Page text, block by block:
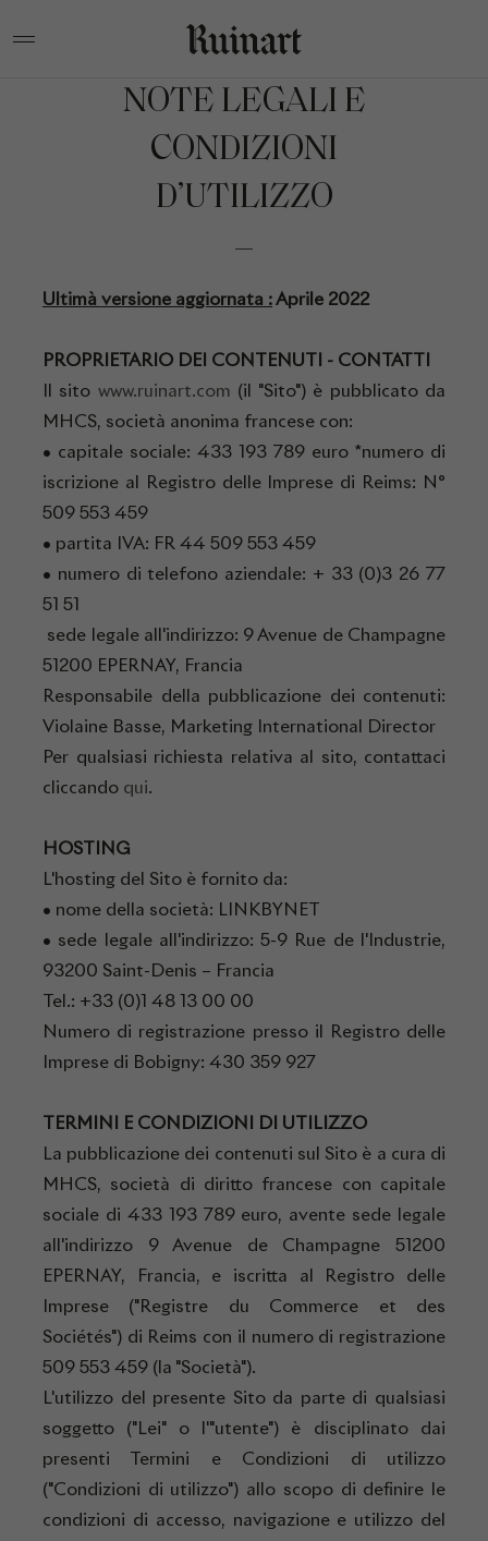
NOTE LEGALI E
CONDIZIONI
D’UTILIZZO
Ultimà versione aggiornata :Aprile 2022
PROPRIETARIO DEI CONTENUTI - CONTATTI
Il sito www.ruinart.com (il "Sito") è pubblicato da
MHCS, società anonima francese con:
• capitale sociale: 433 193 789 euro *numero di
iscrizione al Registro delle Imprese di Reims: N°
509 553 459
• partita IVA: FR 44 509 553 459
• numero di telefono aziendale: + 33 (0)3 26 77
51 51
sede legale all'indirizzo: 9 Avenue de Champagne
51200 EPERNAY, Francia
Responsabile della pubblicazione dei contenuti:
Violaine Basse, Marketing International Director
Per qualsiasi richiesta relativa al sito, contattaci
cliccando qui.
HOSTING
L'hosting del Sito è fornito da:
• nome della società: LINKBYNET
• sede legale all'indirizzo: 5-9 Rue de l'Industrie,
93200 Saint-Denis – Francia
Tel.: +33 (0)1 48 13 00 00
Numero di registrazione presso il Registro delle
Imprese di Bobigny: 430 359 927
TERMINI E CONDIZIONI DI UTILIZZO
La pubblicazione dei contenuti sul Sito è a cura di
MHCS, società di diritto francese con capitale
sociale di 433 193 789 euro, avente sede legale
all'indirizzo 9 Avenue de Champagne 51200
EPERNAY, Francia, e iscritta al Registro delle
Imprese ("Registre du Commerce et des
Sociétés") di Reims con il numero di registrazione
509 553 459 (la "Società").
L'utilizzo del presente Sito da parte di qualsiasi
soggetto ("Lei" o l'"utente") è disciplinato dai
presenti Termini e Condizioni di utilizzo
("Condizioni di utilizzo") allo scopo di definire le
condizioni di accesso, navigazione e utilizzo del